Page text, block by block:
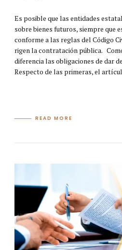
Es posible que las entidades
sobre bienes futuros, siempre que
conforme a las reglas del Código
rigen la contratación pública.
diferencia las obligaciones de dar
Respecto de las primeras, el
READ MORE